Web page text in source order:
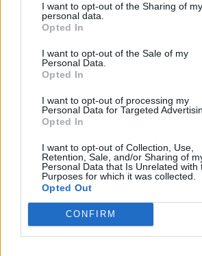
I want to opt-out of the Sharing of my
personal data.
Opted In
I want to opt-out of the Sale of my
Personal Data.
Opted In
I want to opt-out of processing my
Personal Data for Targeted
Opted In
I want to opt-out of Collection, Use,
Retention, Sale, and/or Sharing of
Personal Data that Is Unrelated with
Purposes for which it was collected.
Opted Out
CONFIRM
που αφορούσε στην Εγγραφή
τομέα στο Μητρώο της ΕΑΚ
την Εγκύκλιο υπενθυμίζοντας
των φορέων του δημόσιου τομέα –
δημοσίου ή ιδιωτικού δικαίου που
Γενική Κυβέρνηση – να εγγραφούν
οντότητες.
Η προθεσμία ολοκλήρωσης της
η 30η Σεπτεμβρίου 2025. Η
αποτελεί κρίσιμο βήμα για την
χαρτογράφηση και εποπτεία των
ενισχύει τη συμμόρφωση με τον